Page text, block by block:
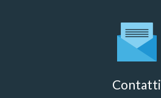
Contatti